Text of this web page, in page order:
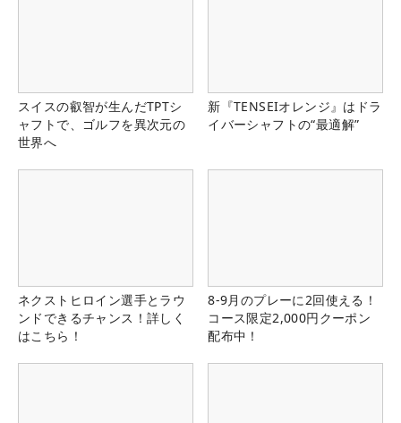
スイスの叡智が生んだTPTシ
ャフトで、ゴルフを異次元の
世界へ
新『TENSEIオレンジ』はドラ
イバーシャフトの“最適解”
ネクストヒロイン選手とラウ
ンドできるチャンス！詳しく
はこちら！
8-9月のプレーに2回使える！
コース限定2,000円クーポン
配布中！